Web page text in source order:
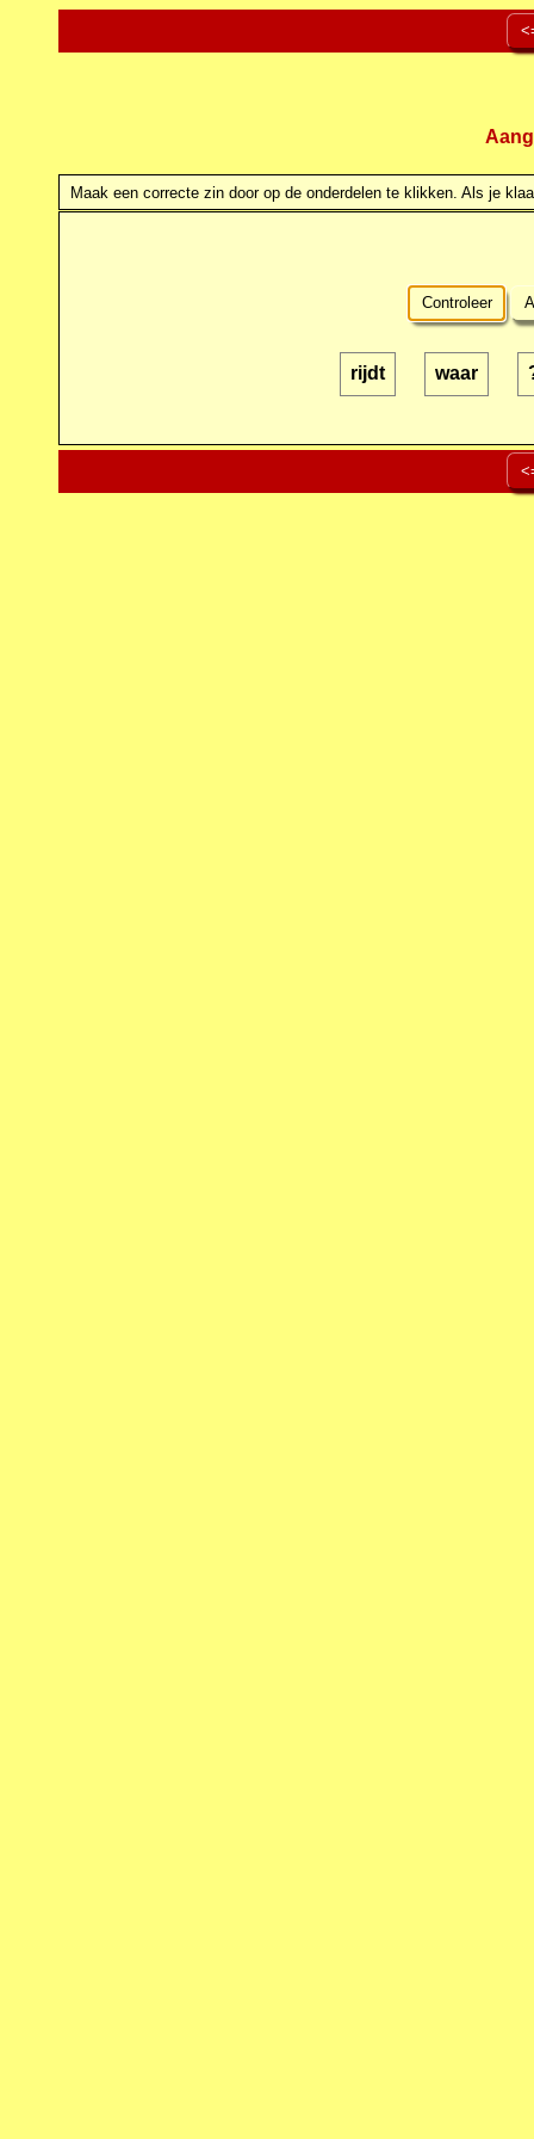
Maak een correcte zin door op de onderdelen te klikken. Als je
Controleer
rijdt waar